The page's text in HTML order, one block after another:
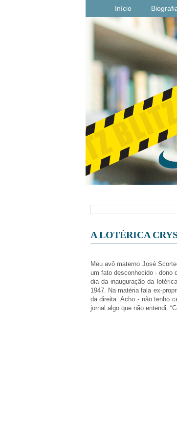
Início
A LOTÉRICA
Meu avô materno José
um fato desconhecido - dono
dia da inauguração da
1947. Na matéria fala ex-
da direita. Acho - não tenho
jornal algo que não entendi: